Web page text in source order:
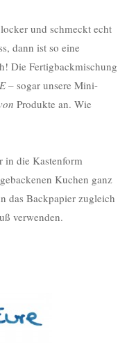
und schmeckt echt
dann ist so eine
Die Fertigbackmischung
– sogar unsere Mini-
Produkte an. Wie
in die Kastenform
Kuchen ganz
das Backpapier zugleich
verwenden.